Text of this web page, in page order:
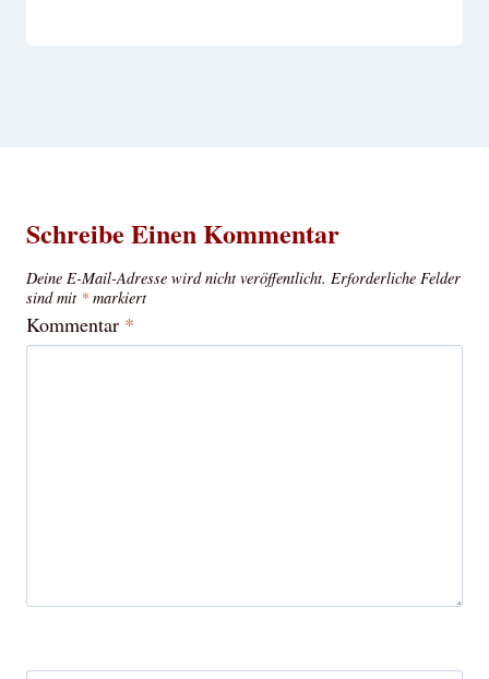
Schreibe Einen Kommentar
Deine E-Mail-Adresse wird nicht veröffentlicht. Erforderliche Felder
sind mit * markiert
Kommentar *